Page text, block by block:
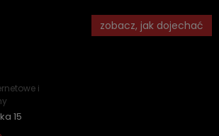
zobacz, jak dojechać
i
15